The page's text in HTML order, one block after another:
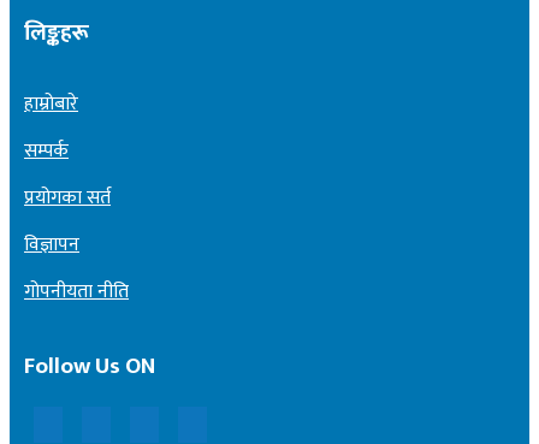
लिङ्कहरू
हाम्रोबारे
सम्पर्क
प्रयोगका सर्त
विज्ञापन
गोपनीयता नीति
Follow Us ON